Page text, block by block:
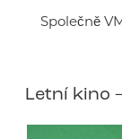
Společně
Letní kino